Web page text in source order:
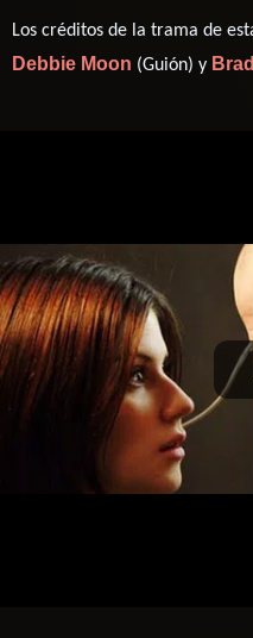
Los créditos de la trama de
Debbie Moon (Guión) y